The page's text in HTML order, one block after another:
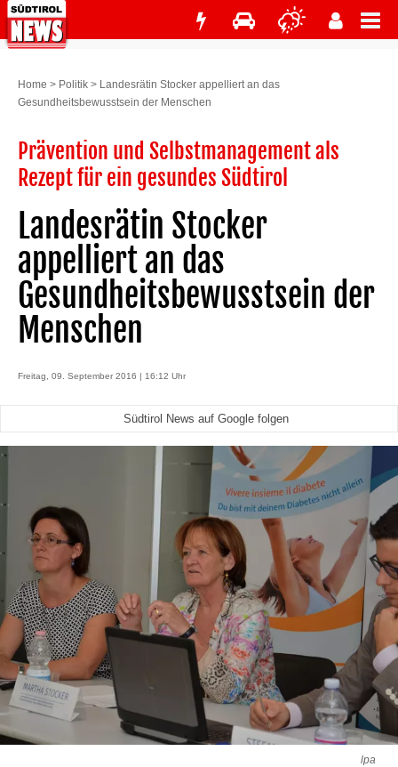
Home > Politik > Landesrätin Stocker appelliert an das
Gesundheitsbewusstsein der Menschen
Prävention und Selbstmanagement als
Rezept für ein gesundes Südtirol
Landesrätin Stocker
appelliert an das
Gesundheitsbewusstsein der
Menschen
Freitag, 09. September 2016 | 16:12 Uhr
Südtirol News auf Google folgen
lpa